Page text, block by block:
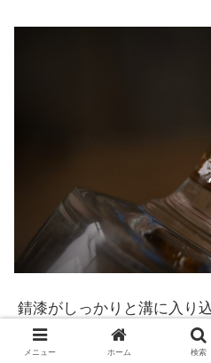
錆漆がしっかりと溝に入り
いきま
メニュー ホーム 検索